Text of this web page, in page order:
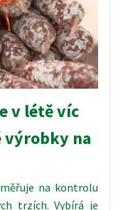
v létě víc
výrobky na
na kontrolu
trzích. Vybírá je